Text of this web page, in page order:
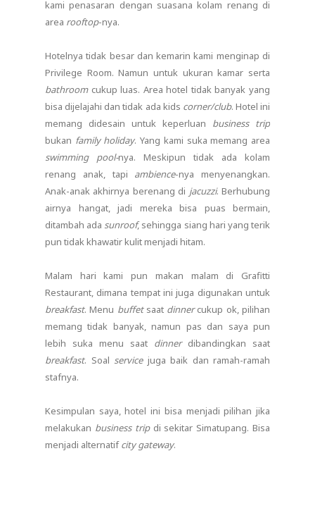
kami penasaran dengan suasana kolam renang di
area rooftop-nya.
Hotelnya tidak besar dan kemarin kami menginap di
Privilege Room. Namun untuk ukuran kamar serta
bathroomcukup luas. Area hotel tidak banyak yang
bisa dijelajahi dan tidak ada kids corner/club. Hotel ini
memang didesain untuk keperluan business trip
bukan family holiday. Yang kami suka memang area
swimming pool-nya. Meskipun tidak ada kolam
renang anak, tapi ambience-nya menyenangkan.
Anak-anak akhirnya berenang di jacuzzi. Berhubung
airnya hangat, jadi mereka bisa puas bermain,
ditambah ada sunroof, sehingga siang hari yang terik
pun tidak khawatir kulit menjadi hitam.
Malam hari kami pun makan malam di Grafitti
Restaurant, dimana tempat ini juga digunakan untuk
breakfast. Menu buffetsaat dinnercukup ok, pilihan
memang tidak banyak, namun pas dan saya pun
lebih suka menu saat dinnerdibandingkan saat
breakfast. Soal servicejuga baik dan ramah-ramah
stafnya.
Kesimpulan saya, hotel ini bisa menjadi pilihan jika
melakukan business tripdi sekitar Simatupang. Bisa
menjadi alternatifcity gateway.